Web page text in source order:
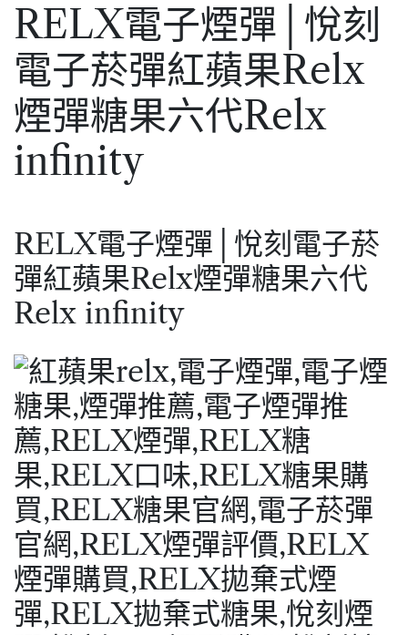
RELX電子煙彈│悅刻
電子菸彈紅蘋果Relx
煙彈糖果六代Relx
infinity
RELX電子煙彈│悅刻電子菸
彈紅蘋果Relx煙彈糖果六代
Relx infinity